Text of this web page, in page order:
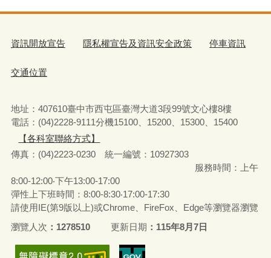
資訊開放宣告 隱私權宣告及資訊安全政策 停車資訊
交通位置
地址：407610臺中市西屯區臺灣大道3段99號文心樓8樓
電話：(04)2228-9111分機15100、15200、15300、15400
【各科室聯絡方式】
傳真：(04)2223-0230 統一編號 ： 10927303
服務時間：上午
8:00-12:00‧下午13:00-17:00
彈性上下班時間：8:00-8:30‧17:00-17:30
請使用IE(第9版以上)或Chrome、FireFox、Edge等瀏覽器瀏覽
瀏覽人次
1278510 更新日期 115年8月7日